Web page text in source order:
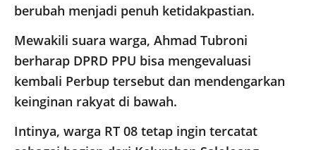
berubah menjadi penuh ketidakpastian.
​Mewakili suara warga, Ahmad Tubroni
berharap DPRD PPU bisa mengevaluasi
kembali Perbup tersebut dan mendengarkan
keinginan rakyat di bawah.
Intinya, warga RT 08 tetap ingin tercatat